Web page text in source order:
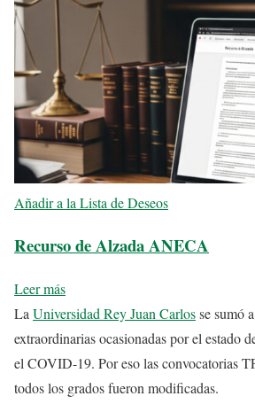
Añadir a la Lista de Deseos
Recurso de Alzada ANECA
Leer más
La Universidad Rey Juan Carlosse sumó
extraordinarias ocasionadas por el estado
el COVID-19. Por eso las convocatorias
todos los grados fueron modificadas.